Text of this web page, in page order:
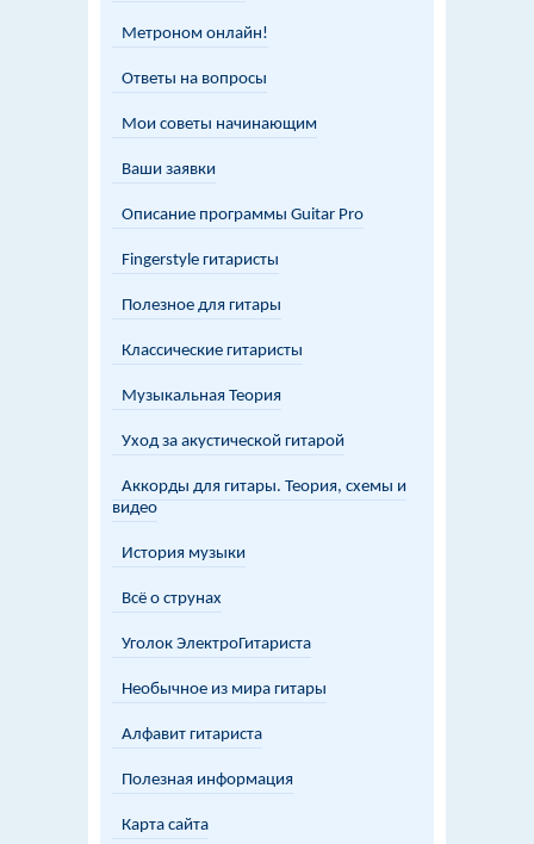
Метроном онлайн!
Ответы на вопросы
Мои советы начинающим
Ваши заявки
Описание программы Guitar Pro
Fingerstyle гитаристы
Полезное для гитары
Классические гитаристы
Музыкальная Теория
Уход за акустической гитарой
Аккорды для гитары. Теория, схемы и
видео
История музыки
Всё о струнах
Уголок ЭлектроГитариста
Необычное из мира гитары
Алфавит гитариста
Полезная информация
Карта сайта